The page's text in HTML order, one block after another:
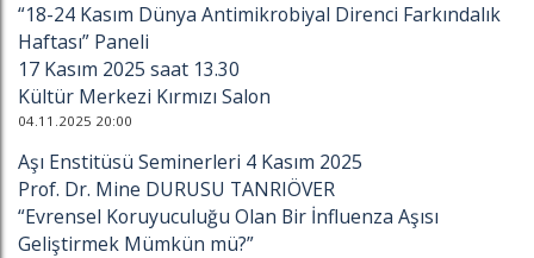
“18-24 Kasım Dünya Antimikrobiyal Direnci Farkındalık
Haftası” Paneli
17 Kasım 2025 saat 13.30
Kültür Merkezi Kırmızı Salon
04.11.2025 20:00
Aşı Enstitüsü Seminerleri 4 Kasım 2025
Prof. Dr. Mine DURUSU TANRIÖVER
“Evrensel Koruyuculuğu Olan Bir İnfluenza Aşısı
Geliştirmek Mümkün mü?”